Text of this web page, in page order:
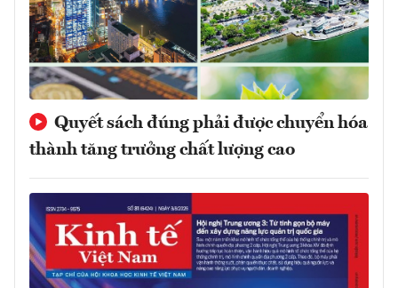
Quyết sách đúng phải được chuyển hóa
thành tăng trưởng chất lượng cao